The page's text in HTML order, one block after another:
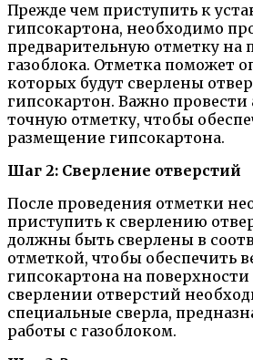
Прежде чем приступить к
гипсокартона, необходимо
предварительную отметку на
газоблока. Отметка поможет
которых будут сверлены
гипсокартон. Важно
точную отметку, чтобы
размещение гипсокартона.
Шаг 2: Сверление отверстий
После проведения отметки
приступить к сверлению
должны быть сверлены в
отметкой, чтобы обеспечить
гипсокартона на поверхности
сверлении отверстий
специальные сверла,
работы с газоблоком.